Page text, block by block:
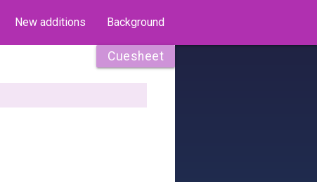
New additions Background
Cuesheet